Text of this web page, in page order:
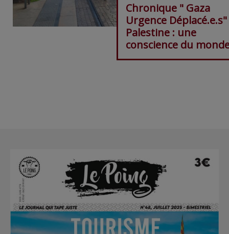
Chronique " Gaza
Urgence
Palestine : une
conscience du